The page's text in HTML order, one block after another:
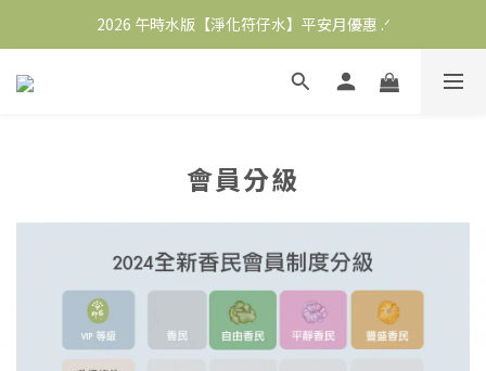
2026 午時水版【淨化符仔水】平安月優惠 .ᐟ
2026 午時水版【淨化符仔水】平安月優惠 .ᐟ
＋AJOWAN印茴官方LINE好友【領取100元優惠券】
2026 午時水版【淨化符仔水】平安月優惠 .ᐟ
會員分級